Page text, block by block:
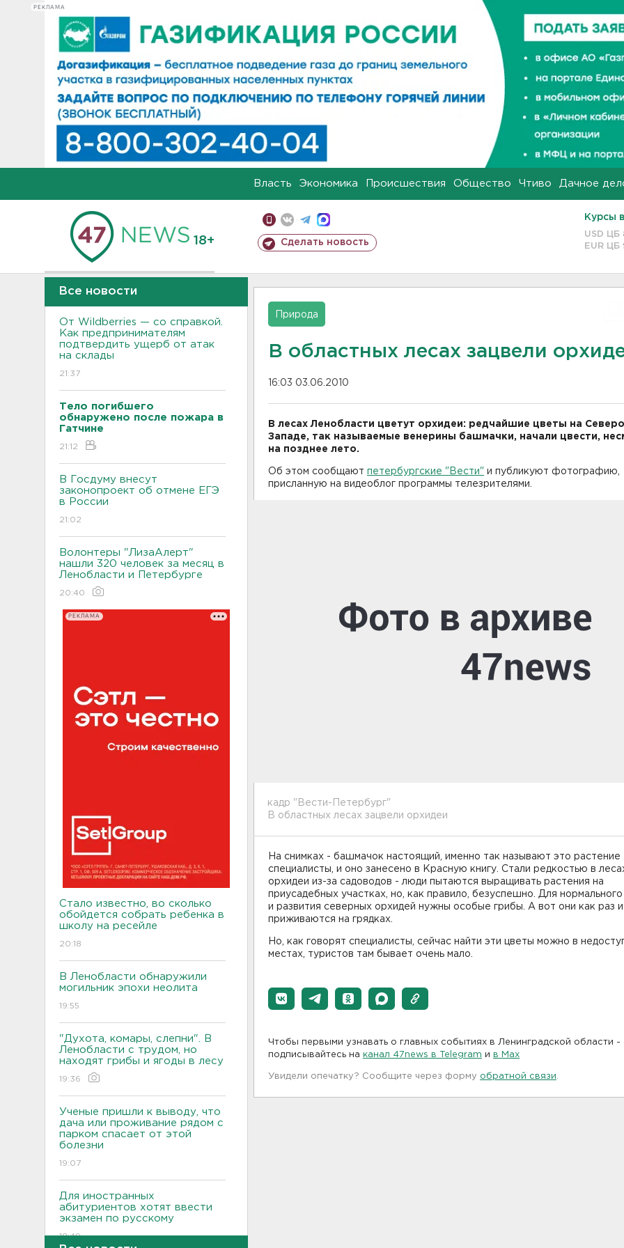
РЕКЛАМА
Власть Экономика Происшествия Общество Чтиво Дачное
18+ Сделать новость
Курсы
USD ЦБ
EUR ЦБ
Все новости
От Wildberries — со справкой.
Как предпринимателям
подтвердить ущерб от атак
на склады
21:37
Тело погибшего
обнаружено после пожара в
Гатчине
21:12
В Госдуму внесут
законопроект об отмене ЕГЭ
в России
21:02
Волонтеры "ЛизаАлерт"
нашли 320 человек за месяц в
Ленобласти и Петербурге
20:40
РЕКЛАМА
Стало известно, во сколько
обойдется собрать ребенка в
школу на ресейле
20:18
В Ленобласти обнаружили
могильник эпохи неолита
19:55
"Духота, комары, слепни". В
Ленобласти с трудом, но
находят грибы и ягоды в лесу
19:36
Ученые пришли к выводу, что
дача или проживание рядом с
парком спасает от этой
болезни
19:07
Для иностранных
абитуриентов хотят ввести
экзамен по русскому
18:49
Природа
В областных лесах зацвели
16:03 03.06.2010
В лесах Ленобласти цветут орхидеи: редчайшие цветы на
Западе, так называемые венерины башмачки, начали цвести,
на позднее лето.
Об этом сообщают петербургские "Вести" и публикуют фотографию,
присланную на видеоблог программы телезрителями.
кадр "Вести-Петербург"
В областных лесах зацвели орхидеи
На снимках - башмачок настоящий, именно так называют это растение
специалисты, и оно занесено в Красную книгу. Стали редкостью в
орхидеи из-за садоводов - люди пытаются выращивать растения на
приусадебных участках, но, как правило, безуспешно. Для
и развития северных орхидей нужны особые грибы. А вот они как раз
приживаются на грядках.
Но, как говорят специалисты, сейчас найти эти цветы можно в
местах, туристов там бывает очень мало.
Чтобы первыми узнавать о главных событиях в Ленинградской области -
подписывайтесь на канал 47news в Telegram и в Maх
Увидели опечатку? Сообщите через форму обратной связи